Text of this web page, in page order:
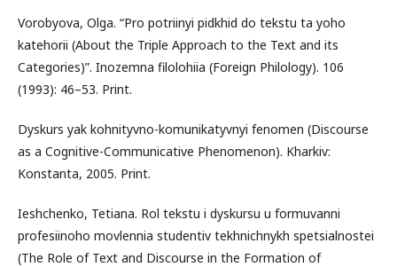
Vorobyova, Olga. “Pro potriinyi pidkhid do tekstu ta yoho
katehorii (About the Triple Approach to the Text and its
Categories)”. Inozemna filolohiia (Foreign Philology). 106
(1993): 46–53. Print.
Dyskurs yak kohnityvno-komunikatyvnyi fenomen (Discourse
as a Cognitive-Communicative Phenomenon). Kharkiv:
Konstanta, 2005. Print.
Ieshchenko, Tetiana. Rol tekstu i dyskursu u formuvanni
profesiinoho movlennia studentiv tekhnichnykh spetsialnostei
(The Role of Text and Discourse in the Formation of